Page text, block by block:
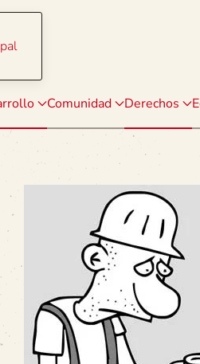
Comunidad Derechos